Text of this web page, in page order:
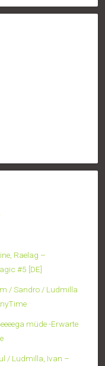
Raelag –
#5 [DE]
/ Sandro / Ludmilla
müde -Erwarte
/ Ludmilla, Ivan –